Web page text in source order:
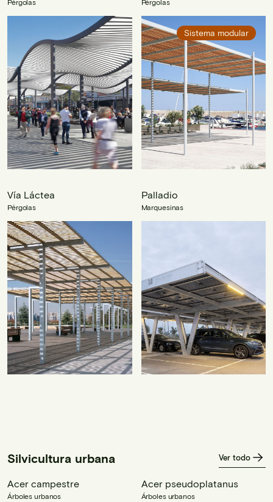
Pérgolas Pérgolas
Sistema modular
Vía Láctea
Pérgolas
Palladio
Marquesinas
Silvicultura urbana Ver todo
Acer campestre
Árboles urbanos
Acer pseudoplatanus
Árboles urbanos